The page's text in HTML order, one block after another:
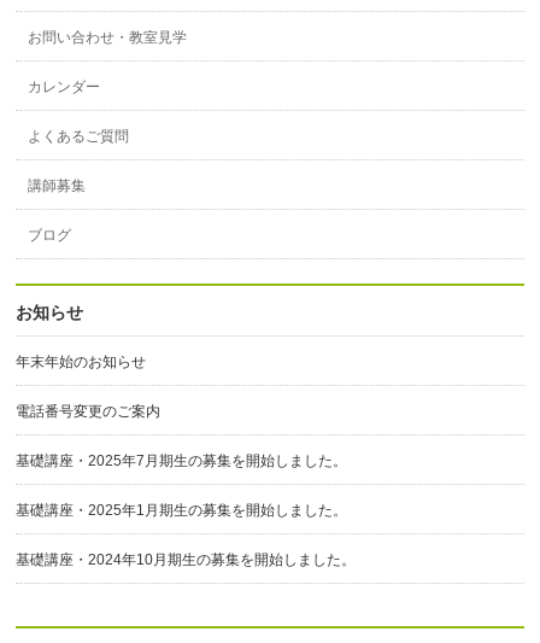
お問い合わせ・教室見学
カレンダー
よくあるご質問
講師募集
ブログ
お知らせ
年末年始のお知らせ
電話番号変更のご案内
基礎講座・2025年7月期生の募集を開始しました。
基礎講座・2025年1月期生の募集を開始しました。
基礎講座・2024年10月期生の募集を開始しました。